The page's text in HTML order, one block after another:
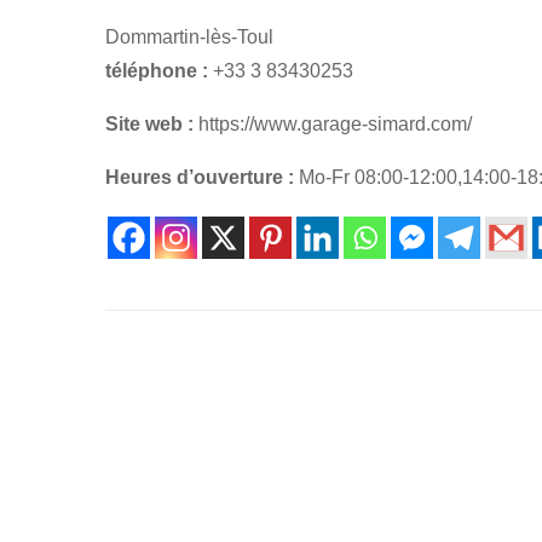
Dommartin-lès-Toul
téléphone : +33 3 83430253
Site web : https://www.garage-simard.com/
Heures d’ouverture : Mo-Fr 08:00-12:00,14:00-